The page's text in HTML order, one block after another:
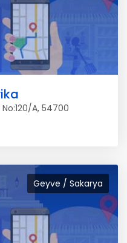
A, 54700
Geyve / Sakarya